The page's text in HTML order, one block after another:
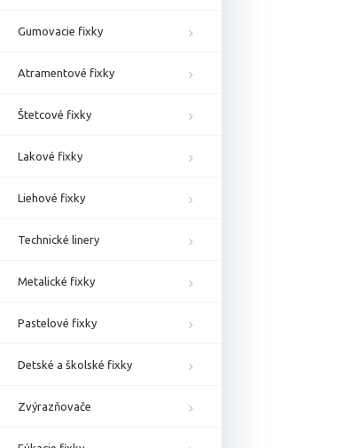
Gumovacie fixky
Atramentové fixky
Štetcové fixky
Lakové fixky
Liehové fixky
Technické linery
Metalické fixky
Pastelové fixky
Detské a školské fixky
Zvýrazňovače